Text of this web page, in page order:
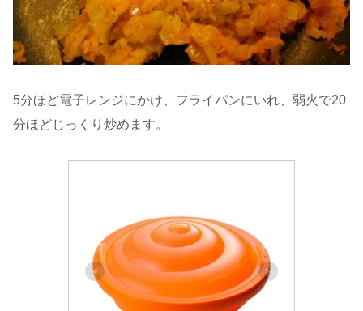
5分ほど電子レンジにかけ、フライパンにいれ、弱火で20
分ほどじっくり炒めます。